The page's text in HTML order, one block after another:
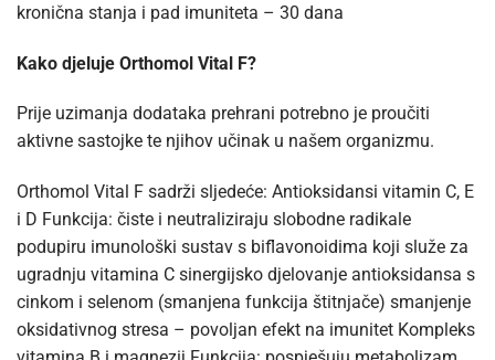
kronična stanja i pad imuniteta – 30 dana
Kako djeluje Orthomol Vital F?
Prije uzimanja dodataka prehrani potrebno je proučiti
aktivne sastojke te njihov učinak u našem organizmu.
Orthomol Vital F sadrži sljedeće: Antioksidansi vitamin C, E
i D Funkcija: čiste i neutraliziraju slobodne radikale
podupiru imunološki sustav s biflavonoidima koji služe za
ugradnju vitamina C sinergijsko djelovanje antioksidansa s
cinkom i selenom (smanjena funkcija štitnjače) smanjenje
oksidativnog stresa – povoljan efekt na imunitet Kompleks